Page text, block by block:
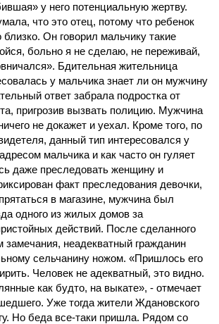
у него потенциальную жертву.
что это отец, потому что ребенок
близко. Он говорил мальчику такие
больно я не сделаю, не переживай,
Бдительная жительница
у мальчика знает ли он мужчину
ответ забрала подростка от
пригрозив вызвать полицию. Мужчина
не докажет и уехал. Кроме того, по
данный тип интересовался у
мальчика и как часто он гуляет
даже преследовать женщину и
факт преследования девочки,
в магазине, мужчина был
одного из жилых домов за
действий. После сделанного
неадекватный гражданин
сельчанину ножом. «Пришлось его
Человек не адекватный, это видно.
как будто, на выкате», - отмечает
Уже тогда жители Ждановского
Но беда все-таки пришла. Рядом со